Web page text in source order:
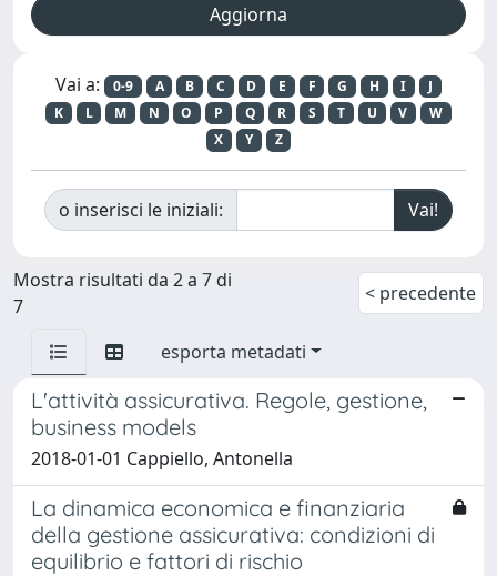
Vai a: 0-9 A B C D E F G H I
J
K
L M N O P Q R S T U V
W
X
Y Z
o inserisci le iniziali:
Mostra risultati da 2 a 7 di
7
< precedente
esporta metadati
L'attività assicurativa. Regole, gestione,
business models
2018-01-01 Cappiello, Antonella
La dinamica economica e finanziaria
della gestione assicurativa: condizioni di
equilibrio e fattori di rischio